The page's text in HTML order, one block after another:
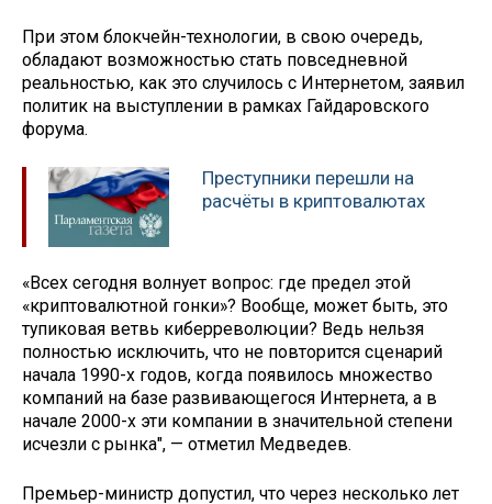
При этом блокчейн-технологии, в свою очередь,
обладают возможностью стать повседневной
реальностью, как это случилось с Интернетом, заявил
политик на выступлении в рамках Гайдаровского
форума.
Преступники перешли на
расчёты в криптовалютах
«Всех сегодня волнует вопрос: где предел этой
«криптовалютной гонки»? Вообще, может быть, это
тупиковая ветвь киберреволюции? Ведь нельзя
полностью исключить, что не повторится сценарий
начала 1990-х годов, когда появилось множество
компаний на базе развивающегося Интернета, а в
начале 2000-х эти компании в значительной степени
исчезли с рынка", — отметил Медведев.
Премьер-министр допустил, что через несколько лет